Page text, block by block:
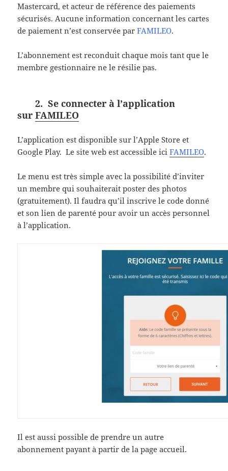
Mastercard, et acteur de référence des paiements
sécurisés. Aucune information concernant les cartes
de paiement n’est conservée parFAMILEO.
L’abonnement est reconduit chaque mois tant que le
membre gestionnaire ne le résilie pas.
2. Se connecter à l’application
surFAMILEO
L’application est disponible sur l’Apple Store et
Google Play. Le site web est accessible iciFAMILEO.
Le menu est très simple avec la possibilité d’inviter
un membre qui souhaiterait poster des photos
(gratuitement). Il faudra qu’il inscrive le code donné
et son lien de parenté pour avoir un accès personnel
à l’application.
Il est aussi possible de prendre un autre
abonnement payant à partir de la page accueil.